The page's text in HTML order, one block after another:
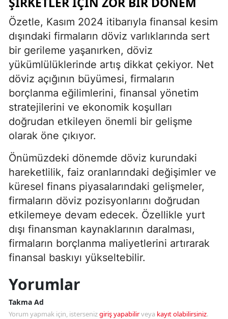
Özetle, Kasım 2024 itibarıyla finansal kesim
dışındaki firmaların döviz varlıklarında sert
bir gerileme yaşanırken, döviz
yükümlülüklerinde artış dikkat çekiyor. Net
döviz açığının büyümesi, firmaların
borçlanma eğilimlerini, finansal yönetim
stratejilerini ve ekonomik koşulları
doğrudan etkileyen önemli bir gelişme
olarak öne çıkıyor.
Önümüzdeki dönemde döviz kurundaki
hareketlilik, faiz oranlarındaki değişimler ve
küresel finans piyasalarındaki gelişmeler,
firmaların döviz pozisyonlarını doğrudan
etkilemeye devam edecek. Özellikle yurt
dışı finansman kaynaklarının daralması,
firmaların borçlanma maliyetlerini artırarak
finansal baskıyı yükseltebilir.
Yorumlar
Takma Ad
Yorum yapmak için, istersenizgiriş yapabilirveya kayıt olabilirsiniz.